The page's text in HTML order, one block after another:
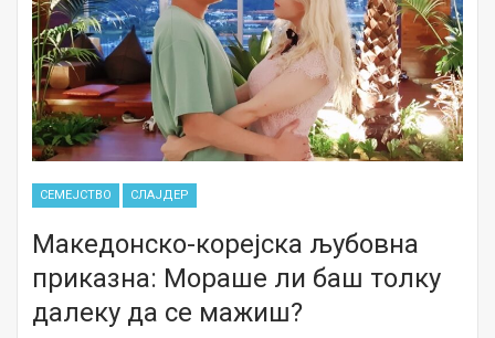
СЕМЕЈСТВО СЛАЈДЕР
Македонско-корејска љубовна
приказна: Мораше ли баш толку
далеку да се мажиш?